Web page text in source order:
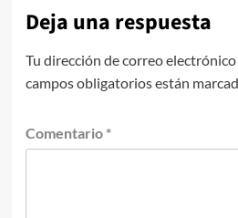
Deja una respuesta
Tu dirección de correo electrónico
campos obligatorios están
Comentario *